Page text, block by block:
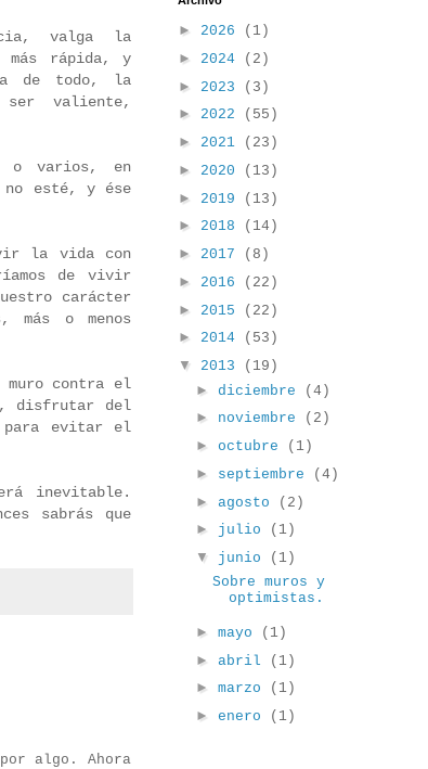
valga la
más rápida, y
de todo, la
ser valiente,
o varios, en
no esté, y ése
la vida con
de vivir
carácter
más o menos
contra el
disfrutar del
para evitar el
inevitable.
sabrás que
algo. Ahora
► 2026
(1)
► 2024
(2)
► 2023
(3)
► 2022
(55)
► 2021
(23)
► 2020
(13)
► 2019
(13)
► 2018
(14)
► 2017
(8)
► 2016
(22)
► 2015
(22)
► 2014
(53)
▼ 2013
(19)
► diciembre
(4)
► noviembre
(2)
► octubre
(1)
► septiembre
(4)
► agosto
(2)
► julio
(1)
▼ junio
(1)
Sobre muros y
optimistas.
► mayo
(1)
► abril
(1)
► marzo
(1)
► enero (1)